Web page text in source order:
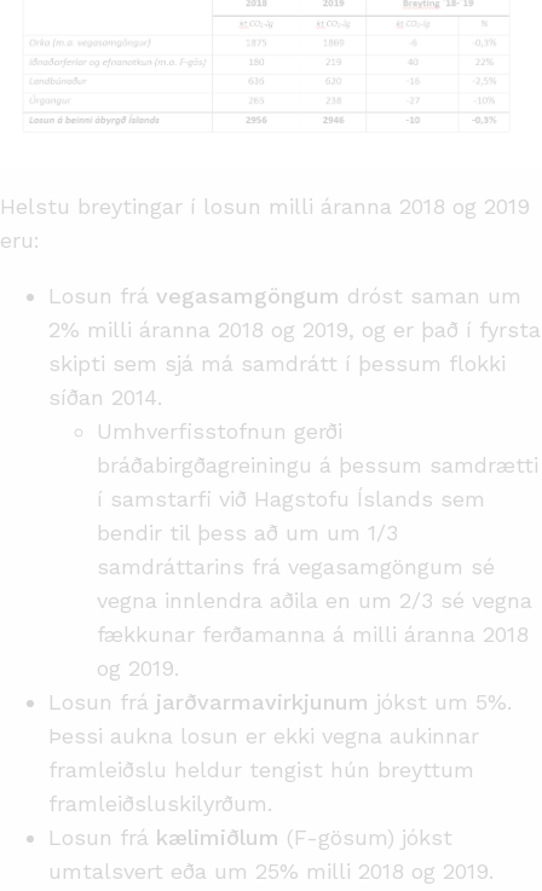
Helstu breytingar í losun milli áranna 2018 og 2019
eru:
Losun frá vegasamgöngum dróst saman um
2% milli áranna 2018 og 2019, og er það í fyrsta
skipti sem sjá má samdrátt í þessum flokki
síðan 2014.
Umhverfisstofnun gerði
bráðabirgðagreiningu á þessum samdrætti
í samstarfi við Hagstofu Íslands sem
bendir til þess að um um 1/3
samdráttarins frá vegasamgöngum sé
vegna innlendra aðila en um 2/3 sé vegna
fækkunar ferðamanna á milli áranna 2018
og 2019.
Losun frá jarðvarmavirkjunum jókst um 5%.
Þessi aukna losun er ekki vegna aukinnar
framleiðslu heldur tengist hún breyttum
framleiðsluskilyrðum.
Losun frá kælimiðlum (F-gösum) jókst
umtalsvert eða um 25% milli 2018 og 2019.